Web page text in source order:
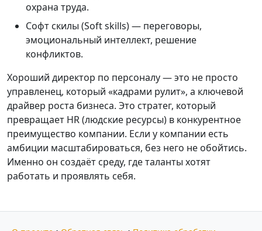
охрана труда.
Софт скилы (Soft skills) — переговоры,
эмоциональный интеллект, решение
конфликтов.
Хороший директор по персоналу — это не просто
управленец, который «кадрами рулит», а ключевой
драйвер роста бизнеса. Это стратег, который
превращает HR (людские ресурсы) в конкурентное
преимущество компании. Если у компании есть
амбиции масштабироваться, без него не обойтись.
Именно он создаёт среду, где таланты хотят
работать и проявлять себя.